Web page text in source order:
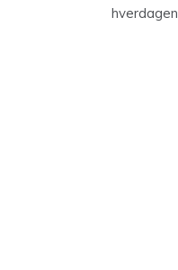
hverdagen